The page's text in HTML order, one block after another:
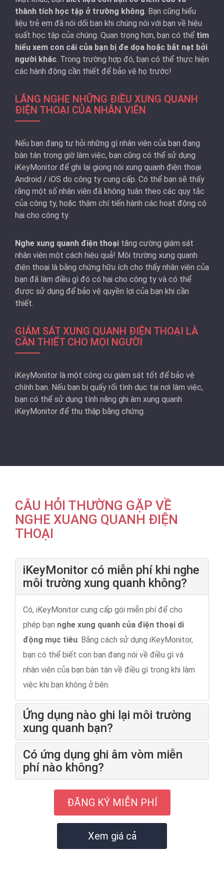
thành tích học tập ở trường không. Bạn cũng hiểu
liệu trẻ em đã nói dối bạn khi chúng nói với bạn về hiệu
suất học tập của chúng. Quan trọng hơn, bạn có thể tìm
hiểu xem con cái của bạn bị đe dọa hoặc bắt nạt bởi
người khác. Trong trường hợp đó, bạn có thể thực hiện
các hành động cần thiết để bảo vệ họ trước!
LẮNG NGHE NHỮNG ĐIỀU XUNG QUANH
ĐIỆN THOẠI CỦA NHÂN VIÊN
Nếu bạn đang tự hỏi những gì nhân viên của bạn đang
bàn tán trong giờ làm việc, bạn cũng có thể sử dụng
iKeyMonitor để ghi lại giọng nói xung quanh điện thoại
Android / iOS do công ty cung cấp. Có thể bạn sẽ thấy
rằng một số nhân viên đã không tuân theo các quy tắc
của công ty, hoặc thậm chí tiến hành các hoạt động có
hại cho công ty.
Nghe xung quanh điện thoại tăng cường giám sát
nhân viên một cách hiệu quả! Môi trường xung quanh
điện thoại là bằng chứng hữu ích cho thấy nhân viên của
bạn đã làm điều gì đó có hại cho công ty và có thể
được sử dụng để bảo vệ quyền lợi của bạn khi cần
thiết.
GIÁM SÁT XUNG QUANH ĐIỆN THOẠI LÀ
CẦN THIẾT CHO MỌI NGƯỜI
iKeyMonitor là một công cụ giám sát tốt để bảo vệ
chính bạn. Nếu bạn bị quấy rối tình dục tại nơi làm việc,
bạn có thể sử dụng tính năng ghi âm xung quanh
iKeyMonitor để thu thập bằng chứng.
CÂU HỎI THƯỜNG GẶP VỀ
NGHE XUANG QUANH ĐIỆN
THOẠI
iKeyMonitor có miễn phí khi nghe
môi trường xung quanh không?
Có, iKeyMonitor cung cấp gói miễn phí để cho
phép bạn nghe xung quanh của điện thoại di
động mục tiêu. Bằng cách sử dụng iKeyMonitor,
bạn có thể biết con bạn đang nói về điều gì và
nhân viên của bạn bàn tán về điều gì trong khi làm
việc khi bạn không ở bên.
Ứng dụng nào ghi lại môi trường
xung quanh bạn?
Có ứng dụng ghi âm vòm miễn
phí nào không?
ĐĂNG KÝ MIỄN PHÍ
Xem giá cả